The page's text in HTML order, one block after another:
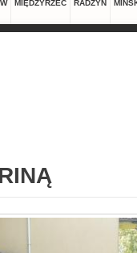
MIĘDZYRZEC RADZYŃ